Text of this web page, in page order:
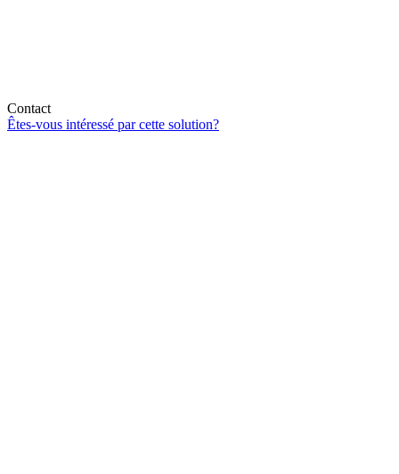
Contact
Êtes-vous intéressé par cette solution?